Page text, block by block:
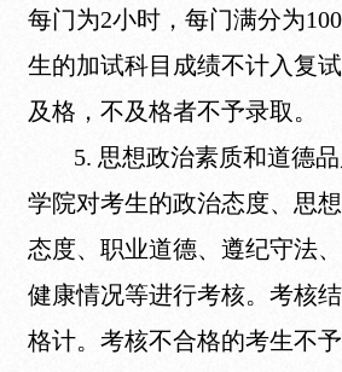
每门为2小时，每门满分为
生的加试科目成绩不计入复
及格，不及格者不予录取。
5. 思想政治素质和道德
学院对考生的政治态度、思
态度、职业道德、遵纪守法
健康情况等进行考核。考核
格计。考核不合格的考生不予